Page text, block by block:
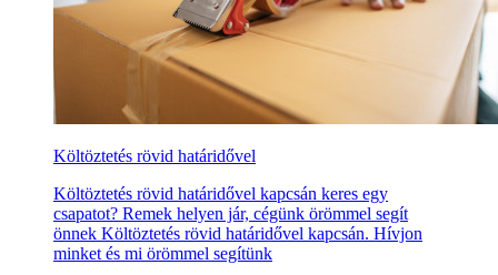
Költöztetés rövid határidővel
Költöztetés rövid határidővel kapcsán keres egy
csapatot? Remek helyen jár, cégünk örömmel segít
önnek Költöztetés rövid határidővel kapcsán. Hívjon
minket és mi örömmel segítünk